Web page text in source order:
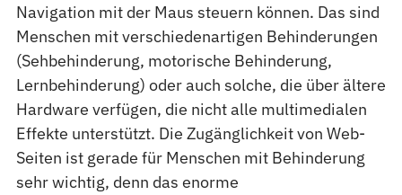
Navigation mit der Maus steuern können. Das sind
Menschen mit verschiedenartigen Behinderungen
(Sehbehinderung, motorische Behinderung,
Lernbehinderung) oder auch solche, die über ältere
Hardware verfügen, die nicht alle multimedialen
Effekte unterstützt. Die Zugänglichkeit von Web-
Seiten ist gerade für Menschen mit Behinderung
sehr wichtig, denn das enorme